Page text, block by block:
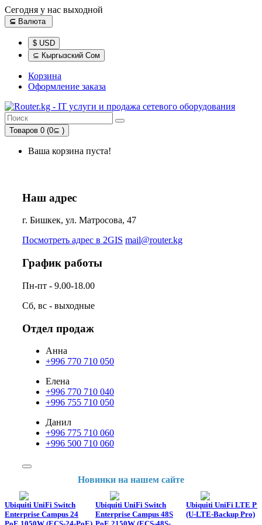
Сегодня у нас выходной
⊆ Валюта
$ USD
⊆ Кыргызский Сом
Корзина
Оформление заказа
Товаров 0 (0⊆ )
Ваша корзина пуста!
Наш адрес
г. Бишкек, ул. Матросова, 47
Посмотреть адрес в 2GIS mail@router.kg
График работы
Пн-пт - 9.00-18.00
Сб, вс - выходные
Отдел продаж
Анна
+996 770 710 050
Елена
+996 770 710 040
+996 755 710 050
Данил
+996 775 710 060
+996 500 710 060
Новинки на нашем сайте
Ubiquiti UniFi Switch
Enterprise Campus 24
Ubiquiti UniFi Switch
Enterprise Campus 48S
Ubiquiti UniFi LTE
(U-LTE-Backup Pro)